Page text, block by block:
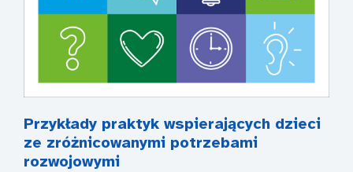
Przykłady praktyk wspierających dzieci
ze zróżnicowanymi potrzebami
rozwojowymi